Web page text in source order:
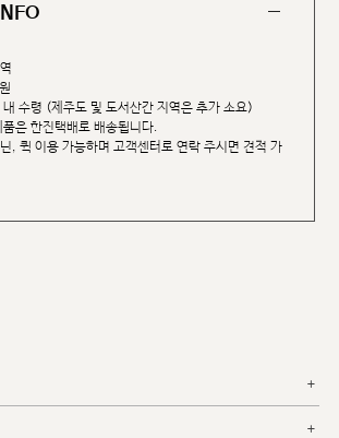
수령 (제주도 및 도서산간 지역은 추가 소요)
은 한진택배로 배송됩니다.
, 퀵 이용 가능하며 고객센터로 연락 주시면 견적 가